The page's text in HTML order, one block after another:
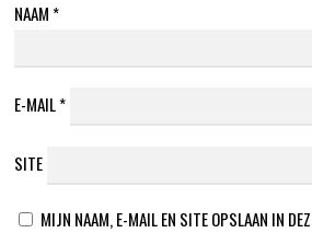
NAAM *
E-MAIL*
SITE
MIJN NAAM, E-MAIL EN SITE OPSLAAN IN